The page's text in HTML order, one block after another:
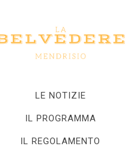
LE NOTIZIE
IL PROGRAMMA
IL REGOLAMENTO